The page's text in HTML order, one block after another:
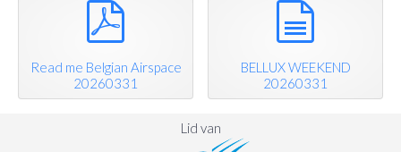
Read me Belgian Airspace
20260331
BELLUX WEEKEND
20260331
Lid van